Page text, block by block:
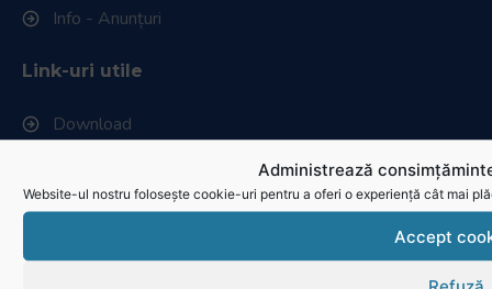
Administrează
Website-ul nostru folosește cookie-uri pentru a oferi o experiență cât mai
Accept
Info - Anunțuri
Link-uri utile
Download